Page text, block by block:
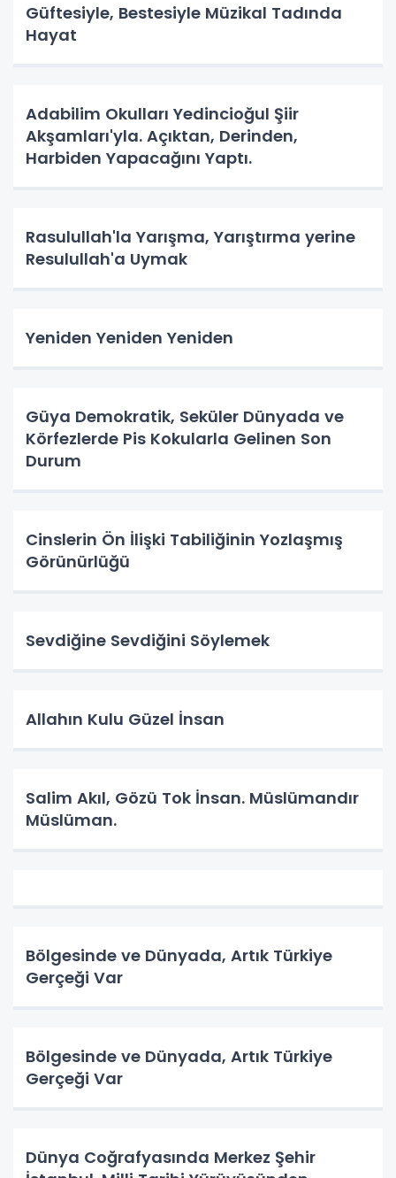
Güftesiyle, Bestesiyle Müzikal Tadında
Hayat
Adabilim Okulları Yedincioğul Şiir
Akşamları'yla. Açıktan, Derinden,
Harbiden Yapacağını Yaptı.
Rasulullah'la Yarışma, Yarıştırma yerine
Resulullah'a Uymak
Yeniden Yeniden Yeniden
Güya Demokratik, Seküler Dünyada ve
Körfezlerde Pis Kokularla Gelinen Son
Durum
Cinslerin Ön İlişki Tabiliğinin Yozlaşmış
Görünürlüğü
Sevdiğine Sevdiğini Söylemek
Allahın Kulu Güzel İnsan
Salim Akıl, Gözü Tok İnsan. Müslümandır
Müslüman.
Bölgesinde ve Dünyada, Artık Türkiye
Gerçeği Var
Bölgesinde ve Dünyada, Artık Türkiye
Gerçeği Var
Dünya Coğrafyasında Merkez Şehir